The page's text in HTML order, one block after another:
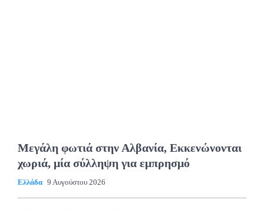
Μεγάλη φωτιά στην Αλβανία, Εκκενώνονται
χωριά, μία σύλληψη για εμπρησμό
Ελλάδα 9 Αυγούστου 2026